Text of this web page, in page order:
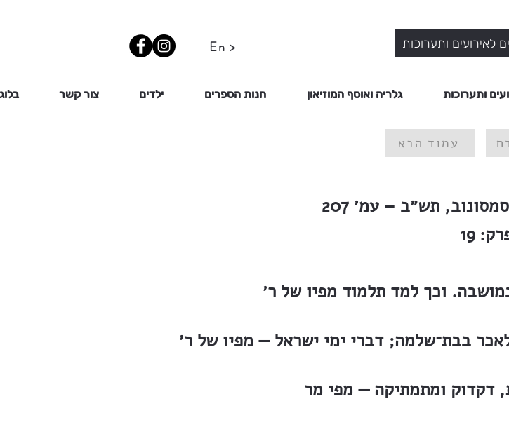
En > לאירועים ותערוכות
ותערוכות גלריה ואוסף המוזיאון חנות הספרים ילדים צור קשר
עמוד הבא
תש״ב – עמ׳ 207
19
וכך למד תלמוד מפיו של ר׳
בבת־שלמה; דברי ימי ישראל — מפיו של ר׳
דקדוק ומתמתיקה — מפי מר